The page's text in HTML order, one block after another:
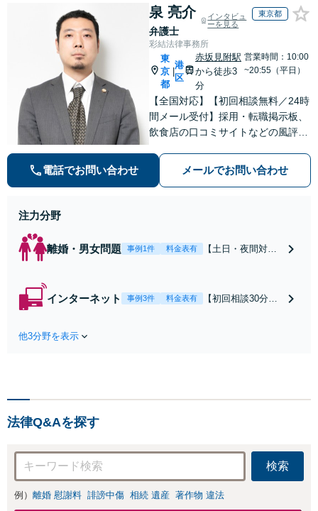
泉 亮介
弁護士
インタビュ
ーを見る
東京都
彩結法律事務所
東
京
都
港
区
赤坂見附駅
から徒歩3
分
営業時間：10:00
~20:55（平日）
【全国対応】【初回相談無料／24時
間メール受付】採用・転職掲示板、
飲食店の口コミサイトなどの風評被
の種類を問わず相談可。可能な限り
早期対応で駆けつけサポート【労
電話でお問い合わせ メールでお問い合わせ
注力分野
離婚・男女問題 事例1件 料金表有
【土日・夜間対応
れたら、サインす
インターネット 事例3件 料金表有
【初回相談30分無
お店の風評被害対
応可：開示請求の
意見照会が来たと
きの対処法、被害
者との示談交渉
他3分野を表示
法律Q&Aを探す
検索
例） 離婚 慰謝料 誹謗中傷 相続 遺産 著作物 違法